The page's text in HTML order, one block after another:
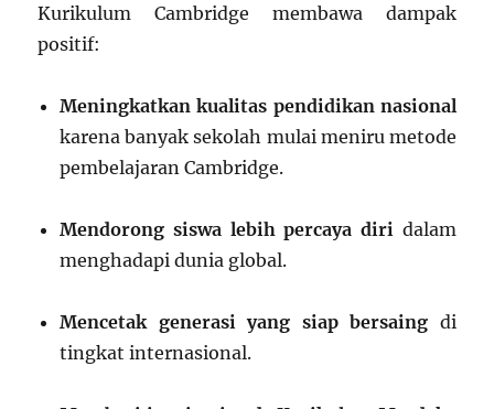
Kurikulum Cambridge membawa dampak
positif:
Meningkatkan kualitas pendidikan nasional
karena banyak sekolah mulai meniru metode
pembelajaran Cambridge.
Mendorong siswa lebih percaya diri dalam
menghadapi dunia global.
Mencetak generasi yang siap bersaing di
tingkat internasional.